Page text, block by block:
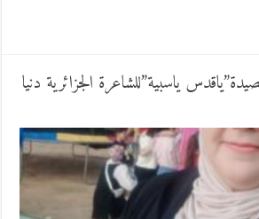
ياسبية”للشاعرة الجزائرية دنيا